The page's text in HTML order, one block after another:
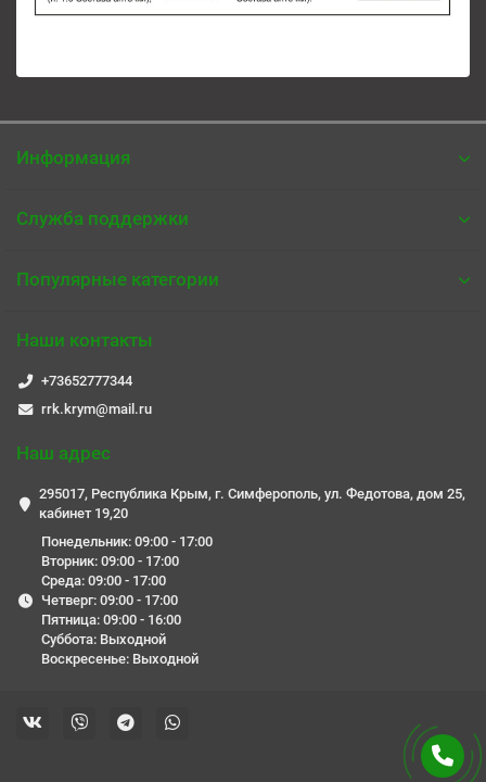
Информация
Служба поддержки
Популярные категории
Наши контакты
+73652777344
rrk.krym@mail.ru
Наш адрес
295017, Республика Крым, г. Симферополь, ул. Федотова, дом 25,
кабинет 19,20
Понедельник: 09:00 - 17:00
Вторник: 09:00 - 17:00
Среда: 09:00 - 17:00
Четверг: 09:00 - 17:00
Пятница: 09:00 - 16:00
Суббота: Выходной
Воскресенье: Выходной